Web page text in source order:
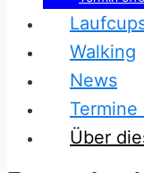
Walking
News
Termine
Über